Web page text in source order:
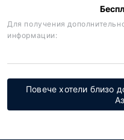
Для получения
информации:
Повече хотели близо